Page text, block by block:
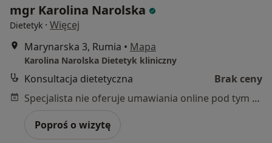
mgr Karolina Narolska
Dietetyk · Więcej
Marynarska 3, Rumia • Mapa
Karolina Narolska Dietetyk kliniczny
Konsultacja dietetyczna
Brak ceny
Specjalista nie oferuje umawiania online pod tym adresem.
Poproś o wizytę